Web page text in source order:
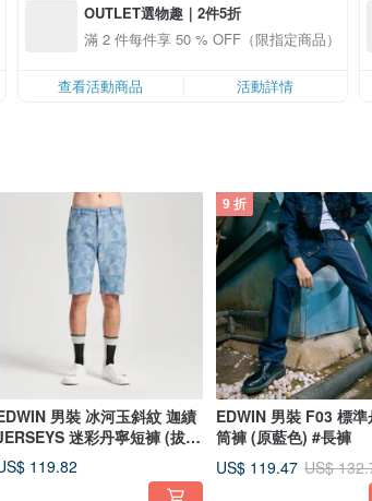
OUTLET選物趣｜2件5折
滿 2 件每件享 50 % OFF（限指定商品）
查看活動商品 活動詳情
男裝 冰河玉斜紋 迦績
迷彩丹寧短褲 (拔淺
)
119.82
9 折
EDWIN 男裝 F03 標
筒褲 (原藍色) #長褲
US$ 119.47 US$